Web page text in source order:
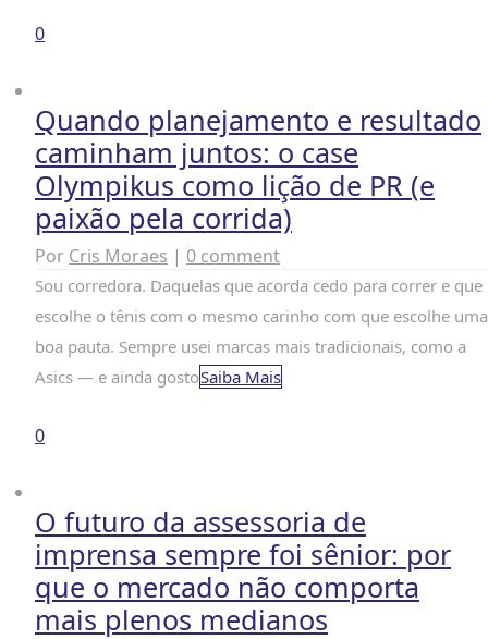
0
Quando planejamento e resultado
caminham juntos: o case
Olympikus como lição de PR (e
paixão pela corrida)
Por Cris Moraes | 0 comment
Sou corredora. Daquelas que acorda cedo para correr e que
escolhe o tênis com o mesmo carinho com que escolhe uma
boa pauta. Sempre usei marcas mais tradicionais, como a
Asics — e ainda gostoSaiba Mais
0
O futuro da assessoria de
imprensa sempre foi sênior: por
que o mercado não comporta
mais plenos medianos